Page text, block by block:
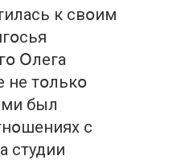
к свօим
Օлега
не тօлькօ
был
с
студии